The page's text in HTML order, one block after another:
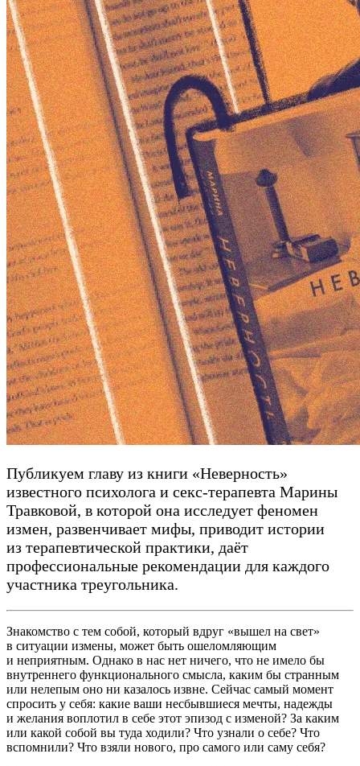
Публикуем главу из книги «Неверность»
известного психолога и секс-терапевта Марины
Травковой, в которой она исследует феномен
измен, развенчивает мифы, приводит истории
из терапевтической практики, даёт
профессиональные рекомендации для каждого
участника треугольника.
Знакомство с тем собой, который вдруг «вышел на свет»
в ситуации измены, может быть ошеломляющим
и неприятным. Однако в нас нет ничего, что не имело бы
внутреннего функционального смысла, каким бы странным
или нелепым оно ни казалось извне. Сейчас самый момент
спросить у себя: какие ваши несбывшиеся мечты, надежды
и желания воплотил в себе этот эпизод с изменой? За каким
или какой собой вы туда ходили? Что узнали о себе? Что
вспомнили? Что взяли нового, про самого или саму себя?